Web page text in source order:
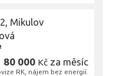
Mikulov
80 000 Kč za měsíc
RK, nájem bez energií.